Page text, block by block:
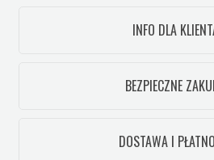
INFO DLA
BEZPIECZNE
DOSTAWA I